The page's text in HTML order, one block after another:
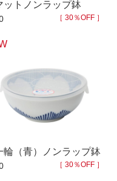
むし碗
700円～
〜 2,500円〜
ットノンラップ鉢
［ 30％OFF ］
輪（青）ノンラップ鉢
［ 30％OFF ］